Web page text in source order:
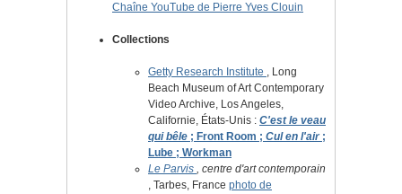
Chaîne YouTube de Pierre Yves Clouin
Collections
Getty Research Institute , Long
Beach Museum of Art Contemporary
Video Archive, Los Angeles,
Californie, États-Unis : C'est le veau
qui bêle ; Front Room ; Cul en l'air;
Lube ; Workman
Le Parvis , centre d'art contemporain
, Tarbes, France photo de